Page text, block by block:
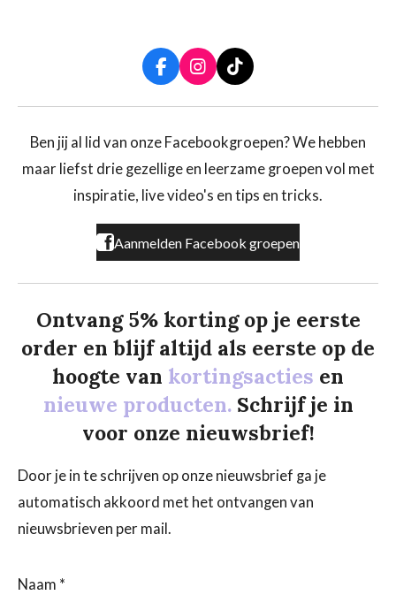
F
a
c
b
o
k
I
n
s
a
r
a
T
i
k
o
Ben jij al lid van onze Facebookgroepen? We hebben
maar liefst drie gezellige en leerzame groepen vol met
inspiratie, live video's en tips en tricks.
Aanmelden Facebook groepen
Ontvang 5% korting op je eerste
order en blijf altijd als eerste op de
hoogte van kortingsacties en
nieuwe producten. Schrijf je in
voor onze nieuwsbrief!
Door je in te schrijven op onze nieuwsbrief ga je
automatisch akkoord met het ontvangen van
nieuwsbrieven per mail.
Naam *